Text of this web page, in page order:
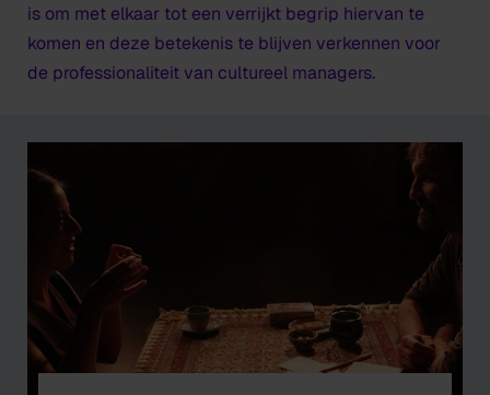
is om met elkaar tot een verrijkt begrip hiervan te
komen en deze betekenis te blijven verkennen voor
de professionaliteit van cultureel managers.